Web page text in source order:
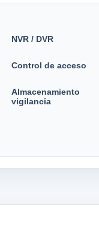
NVR / DVR
Control de acceso
Almacenamiento
vigilancia